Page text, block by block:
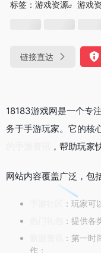
标签： 游戏资源 游戏
链接直达
18183游戏网是一个专
务于手游玩家。它的核
，帮助玩家
网站内容覆盖广泛，包
：玩家可
：提供各
：第一
作；